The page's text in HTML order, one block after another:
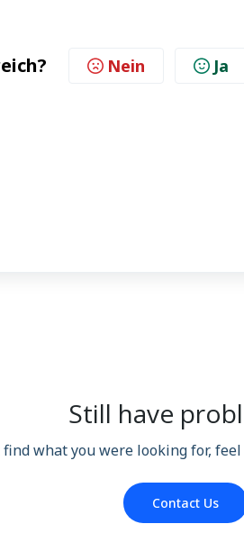
Nein Ja
Still have
find what you were looking for,